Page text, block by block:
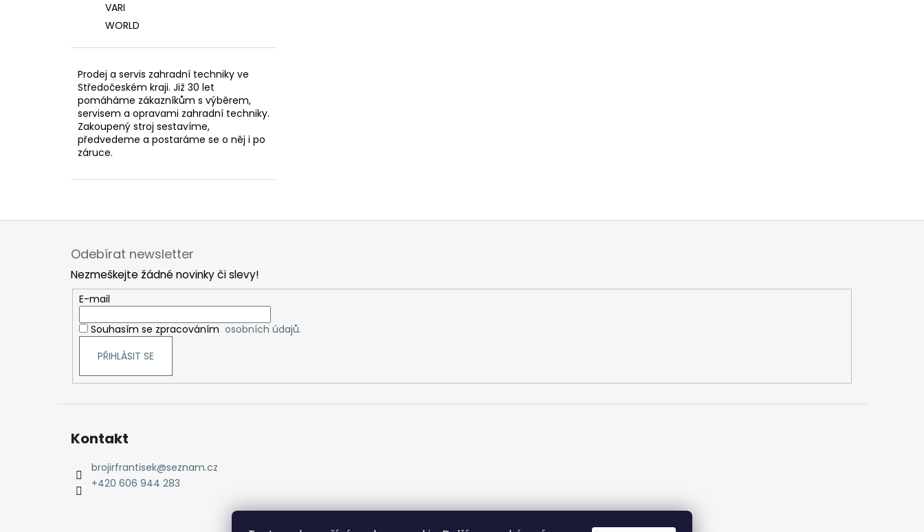
VARI
WORLD
Prodej a servis zahradní techniky ve
Středočeském kraji. Již 30 let
pomáháme zákazníkům s výběrem,
servisem a opravami zahradní techniky.
Zakoupený stroj sestavíme,
předvedeme a postaráme se o něj i po
záruce.
Z
Odebírat newsletter
Nezmeškejte žádné novinky či slevy!
E-mail
Souhasím se zpracováním osobních údajů.
PŘIHLÁSIT SE
Kontakt
brojirfrantisek@seznam.cz
+420 606 944 283